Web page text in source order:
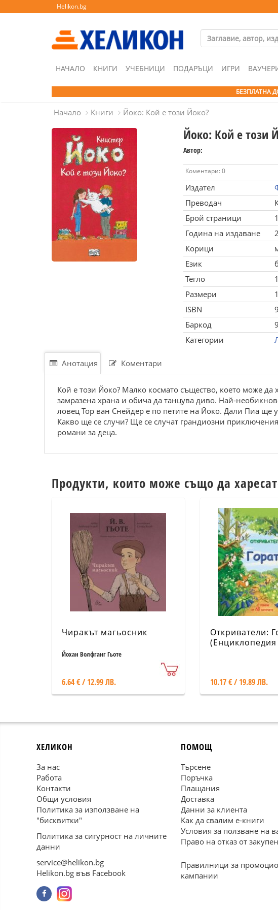
Helikon.bg
НАЧАЛО КНИГИ УЧЕБНИЦИ ПОДАРЪЦИ ИГРИ
БЕЗПЛАТНА
Начало Книги Йоко: Кой е този Йоко?
Йоко: Кой е този
Автор:
Коментари: 0
Издател
Преводач
Брой страници
Година на издаване
Корици
Език
Тегло
Размери
ISBN
Баркод
Категории
Анотация Коментари
Кой е този Йоко? Малко космато същество, което може
замразена храна и обича да танцува диво. Най-
ловец Тор ван Снейдер е по петите на Йоко. Дали Пиа ще
Какво ще се случи? Ще се случат грандиозни
романи за деца.
Продукти, които може също да
Чиракът магьосник
Йохан Волфганг Гьоте
6.64 € / 12.99 ЛВ.
Откриватели:
(Енциклопедия
10.17 € / 19.89 ЛВ.
ХЕЛИКОН
За нас
Работа
Контакти
Общи условия
Политика за използване на
"бисквитки"
Политика за сигурност на личните
данни
service@helikon.bg
Helikon.bg във Facebook
ПОМОЩ
Търсене
Поръчка
Плащания
Доставка
Данни за клиента
Как да свалим е-книги
Условия за ползване на
Право на отказ от
Правилници за
кампании